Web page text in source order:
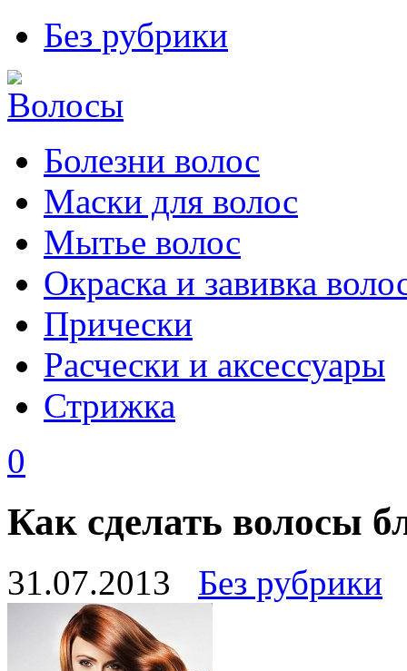
Без рубрики
Болезни волос
Маски для волос
Мытье волос
Окраска и завивка
Прически
Расчески и аксессуары
Стрижка
0
Как сделать волосы
31.07.2013 Без рубрики